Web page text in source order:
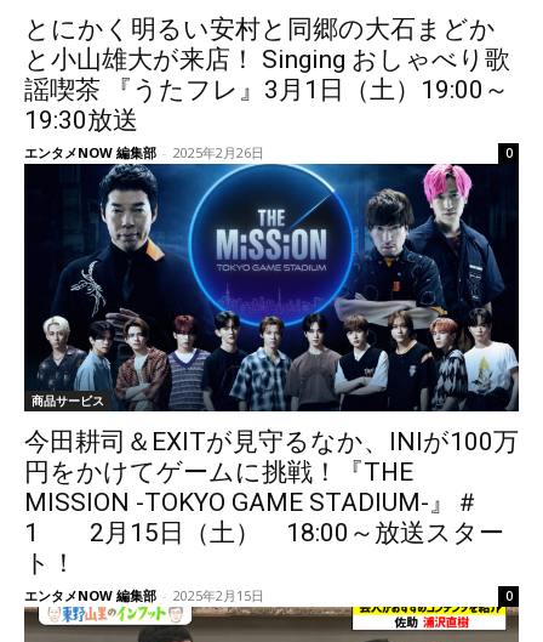
とにかく明るい安村と同郷の大石まどか
と小山雄大が来店！ Singing おしゃべり歌
謡喫茶 『うたフレ』3月1日（土）19:00～
19:30放送
エンタメNOW 編集部 - 2025年2月26日 0
商品サービス
今田耕司＆EXITが見守るなか、INIが100万
円をかけてゲームに挑戦！『THE
MISSION -TOKYO GAME STADIUM-』＃
1 2月15日（土） 18:00～放送スター
ト！
エンタメNOW 編集部 - 2025年2月15日 0